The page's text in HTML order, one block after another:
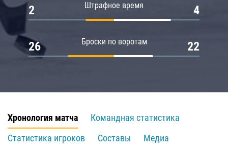
Штрафное время
2 4
Броски по воротам
26 22
Хронология матча
Командная статистика
Статистика игроков
Составы
Медиа